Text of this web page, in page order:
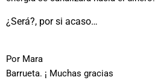
¿Será?, por si acaso…
Por Mara
Barrueta. ¡ Muchas gracias